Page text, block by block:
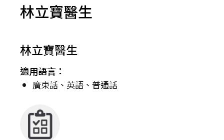
林立寶醫生
林立寶醫生
適用語言：
廣東話、英語、普通話